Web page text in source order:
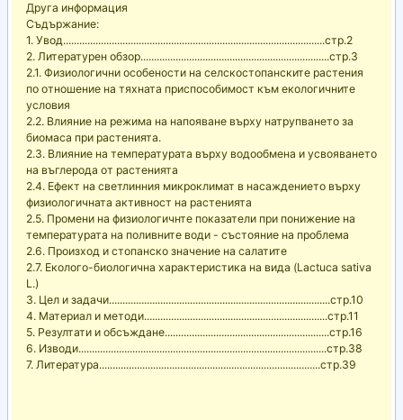
Друга информация
Съдържание:
1. Увод.................................................................................................стр.2
2. Литературен обзор......................................................................стр.3
2.1. Физиологични особености на селскостопанските растения
по отношение на тяхната приспособимост към екологичните
условия
2.2. Влияние на режима на напояване върху натрупването за
биомаса при растенията.
2.3. Влияние на температурата върху водообмена и усвояването
на въглерода от растенията
2.4. Ефект на светлинния микроклимат в насаждението върху
физиологичната активност на растенията
2.5. Промени на физиологичнте показатели при понижение на
температурата на поливните води - състояние на проблема
2.6. Произход и стопанско значение на салатите
2.7. Еколого-биологична характеристика на вида (Lactuca sativa
L.)
3. Цел и задачи..................................................................................стр.10
4. Материал и методи....................................................................стр.11
5. Резултати и обсъждане.............................................................стр.16
6. Изводи............................................................................................стр.38
7. Литература..................................................................................стр.39